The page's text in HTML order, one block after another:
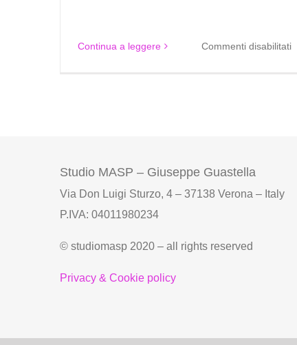
Continua a leggere Commenti disabilitatisu
Studio MASP – Giuseppe Guastella
Via Don Luigi Sturzo, 4 – 37138 Verona – Italy
P.IVA: 04011980234
© studiomasp 2020 – all rights reserved
Privacy & Cookie policy